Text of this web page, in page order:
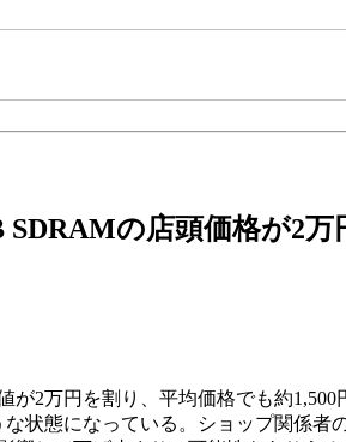
SDRAMの店頭価格が2万
2万円を割り、平均価格でも約
状態になっている。ショップ関係